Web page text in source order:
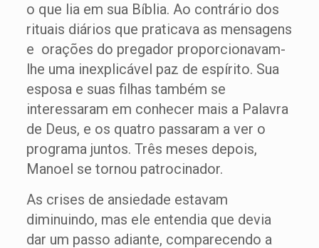
o que lia em sua Bíblia. Ao contrário dos
rituais diários que praticava as mensagens
e orações do pregador proporcionavam-
lhe uma inexplicável paz de espírito. Sua
esposa e suas filhas também se
interessaram em conhecer mais a Palavra
de Deus, e os quatro passaram a ver o
programa juntos. Três meses depois,
Manoel se tornou patrocinador.
As crises de ansiedade estavam
diminuindo, mas ele entendia que devia
dar um passo adiante, comparecendo a